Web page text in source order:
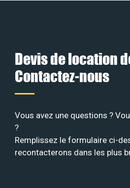
Devis de location
Contactez-nous
Vous avez une questions ?
?
Remplissez le formulaire ci-
recontacterons dans les plus